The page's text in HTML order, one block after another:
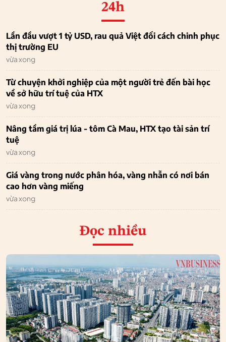
24h
Lần đầu vượt 1 tỷ USD, rau quả Việt đổi cách chinh phục
thị trường EU
vừa xong
Từ chuyện khởi nghiệp của một người trẻ đến bài học
về sở hữu trí tuệ của HTX
vừa xong
Nâng tầm giá trị lúa - tôm Cà Mau, HTX tạo tài sản trí
tuệ
vừa xong
Giá vàng trong nước phân hóa, vàng nhẫn có nơi bán
cao hơn vàng miếng
vừa xong
Đọc nhiều